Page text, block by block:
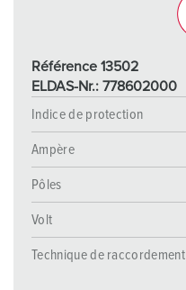
Référence 13502
ELDAS-Nr.: 778602000
Indice de protection
Ampère
Pôles
Volt
Technique de raccordement